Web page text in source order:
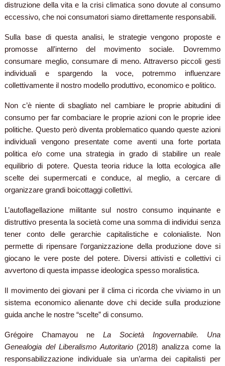
distruzione della vita e la crisi climatica sono dovute al consumo
eccessivo, che noi consumatori siamo direttamente responsabili.
Sulla base di questa analisi, le strategie vengono proposte e
promosse all’interno del movimento sociale. Dovremmo
consumare meglio, consumare di meno. Attraverso piccoli gesti
individuali e spargendo la voce, potremmo influenzare
collettivamente il nostro modello produttivo, economico e politico.
Non c’è niente di sbagliato nel cambiare le proprie abitudini di
consumo per far combaciare le proprie azioni con le proprie idee
politiche. Questo però diventa problematico quando queste azioni
individuali vengono presentate come aventi una forte portata
politica e/o come una strategia in grado di stabilire un reale
equilibrio di potere. Questa teoria riduce la lotta ecologica alle
scelte dei supermercati e conduce, al meglio, a cercare di
organizzare grandi boicottaggi collettivi.
L’autoflagellazione militante sul nostro consumo inquinante e
distruttivo presenta la società come una somma di individui senza
tener conto delle gerarchie capitalistiche e colonialiste. Non
permette di ripensare l’organizzazione della produzione dove si
giocano le vere poste del potere. Diversi attivisti e collettivi ci
avvertono di questa impasse ideologica spesso moralistica.
Il movimento dei giovani per il clima ci ricorda che viviamo in un
sistema economico alienante dove chi decide sulla produzione
guida anche le nostre “scelte” di consumo.
Grégoire Chamayou ne La Società Ingovernabile. Una
Genealogia del Liberalismo Autoritario(2018) analizza come la
responsabilizzazione individuale sia un’arma dei capitalisti per